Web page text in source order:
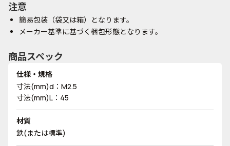
注意
簡易包装（袋又は箱）となります。
メーカー基準に基づく梱包形態となります。
商品スペック
仕様・規格
寸法(mm)d：M2.5
寸法(mm)L：45
材質
鉄(または標準)